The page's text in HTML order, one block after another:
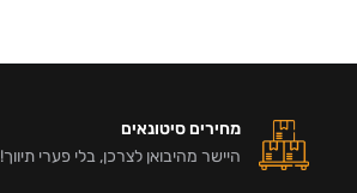
מחירים סיטונאים
היישר מהיבואן לצרכן, בלי פערי תיווך!